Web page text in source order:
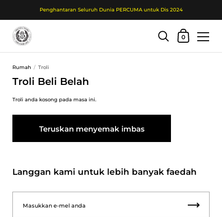
Penghantaran Seluruh Dunia PERCUMA untuk Dis 2024
Troli Beli Belah
0
Rumah / Troli
Troli Beli Belah
Troli anda kosong pada masa ini.
Teruskan menyemak imbas
Langgan kami untuk lebih banyak faedah